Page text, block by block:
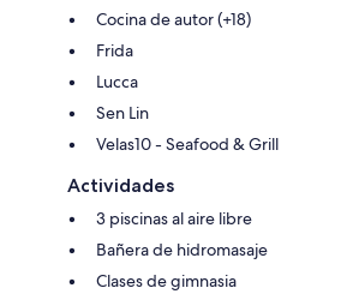
Cocina de autor (+18)
Frida
Lucca
Sen Lin
Velas10 - Seafood & Grill
Actividades
3 piscinas al aire libre
Bañera de hidromasaje
Clases de gimnasia